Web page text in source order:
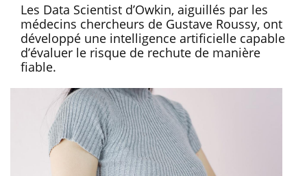
Les Data Scientist d’Owkin, aiguillés par les
médecins chercheurs de Gustave Roussy, ont
développé une intelligence artificielle capable
d’évaluer le risque de rechute de manière
fiable.